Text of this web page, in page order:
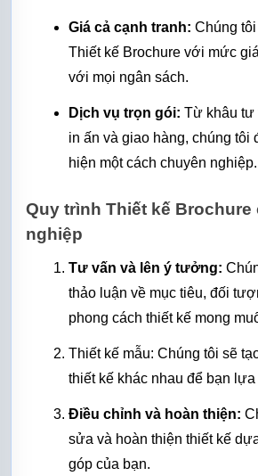
Giá cả cạnh tranh: Chúng
Thiết kế Brochure với mức
với mọi ngân sách.
Dịch vụ trọn gói: Từ khâu tư
in ấn và giao hàng, chúng tôi
hiện một cách chuyên nghiệp.
Quy trình Thiết kế Brochure
nghiệp
Tư vấn và lên ý tưởng:
thảo luận về mục tiêu, đối
phong cách thiết kế mong
Thiết kế mẫu: Chúng tôi sẽ
thiết kế khác nhau để bạn lựa
Điều chỉnh và hoàn thiện:
sửa và hoàn thiện thiết kế
góp của bạn.